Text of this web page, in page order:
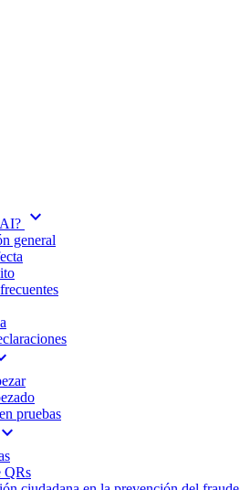
expand_more
general
pruebas
expand_more
QRs